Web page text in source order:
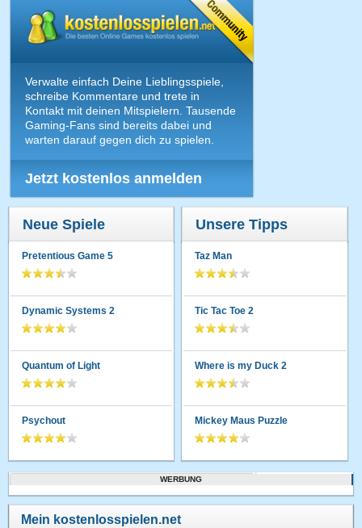
Verwalte einfach Deine Lieblingsspiele,
schreibe Kommentare und trete in
Kontakt mit deinen Mitspielern. Tausende
Gaming-Fans sind bereits dabei und
warten darauf gegen dich zu spielen.
Jetzt kostenlos anmelden
Neue Spiele
Pretentious Game 5
Dynamic Systems 2
Quantum of Light
Psychout
Unsere Tipps
Taz Man
Tic Tac Toe 2
Where is my Duck 2
Mickey Maus Puzzle
WERBUNG
Mein kostenlosspielen.net